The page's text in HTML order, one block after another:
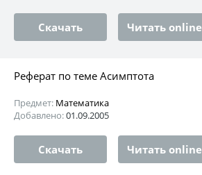
Скачать Читать online
Реферат по теме Асимптота
Предмет: Математика
Добавлено:01.09.2005
Скачать Читать online